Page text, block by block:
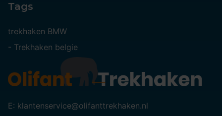
Tags
trekhaken BMW
- Trekhaken belgie
E: klantenservice@olifanttrekhaken.nl